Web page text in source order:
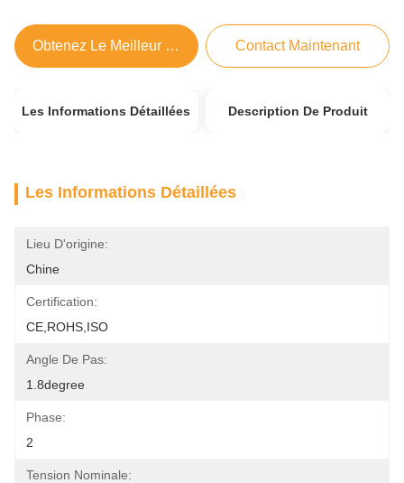
Obtenez Le Meilleur Prix Contact Maintenant
Les Informations Détaillées Description De Produit
Les Informations Détaillées
Lieu D'origine:
Chine
Certification:
CE,ROHS,ISO
Angle De Pas:
1.8degree
Phase:
2
Tension Nominale: